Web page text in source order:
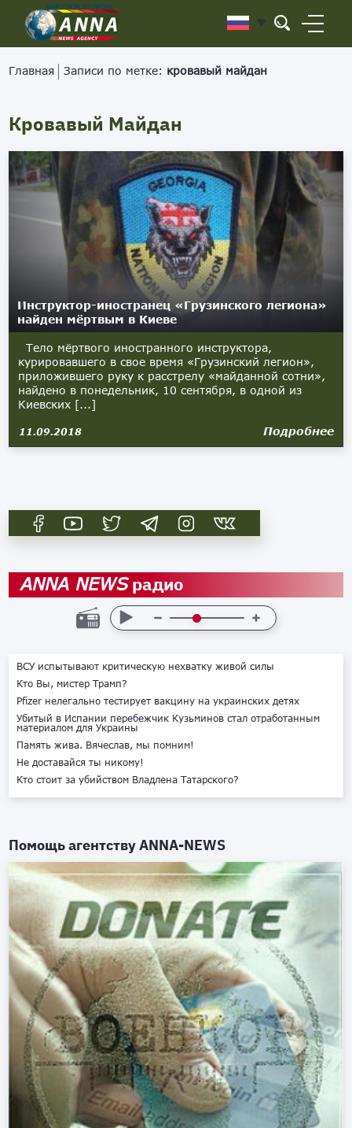
Главная Записи по метке: кровавый майдан
Кровавый Майдан
Инструктор-иностранец «Грузинского легиона»
найден мёртвым в Киеве
Тело мёртвого иностранного инструктора,
курировавшего в свое время «Грузинский легион»,
приложившего руку к расстрелу «майданной сотни»,
найдено в понедельник, 10 сентября, в одной из
Киевских [...]
11.09.2018 Подробнее
ANNA NEWSрадио
ВСУ испытывают критическую нехватку живой силы
Кто Вы, мистер Трамп?
Pfizer нелегально тестирует вакцину на украинских детях
Убитый в Испании перебежчик Кузьминов стал отработанным
материалом для Украины
Память жива. Вячеслав, мы помним!
Не доставайся ты никому!
Кто стоит за убийством Владлена Татарского?
Помощь агентствуANNA-NEWS